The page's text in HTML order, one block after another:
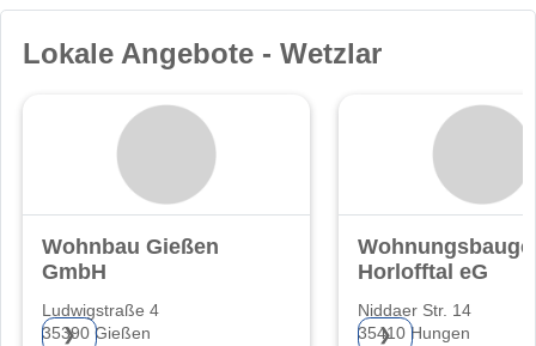
Lokale Angebote - Wetzlar
Wohnbau Gießen
GmbH
Ludwigstraße 4
35390 Gießen
❯
Horlofftal eG
Niddaer Str. 14
35410 Hungen
❯